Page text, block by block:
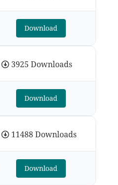
11488 Downloads
Download
3925 Downloads
Download
Download